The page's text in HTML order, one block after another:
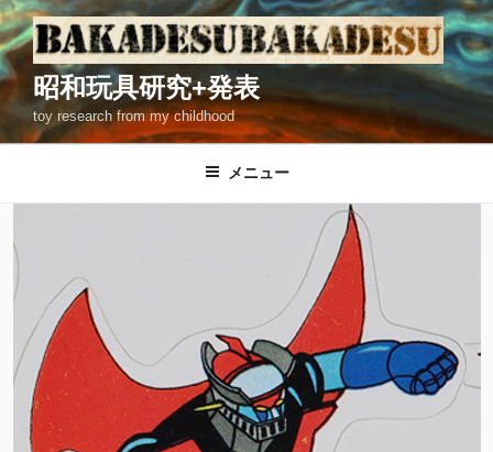
コ
ン
テ
ン
ツ
へ
プ
昭和玩具研究+発表
toy research from my childhood
メニュー